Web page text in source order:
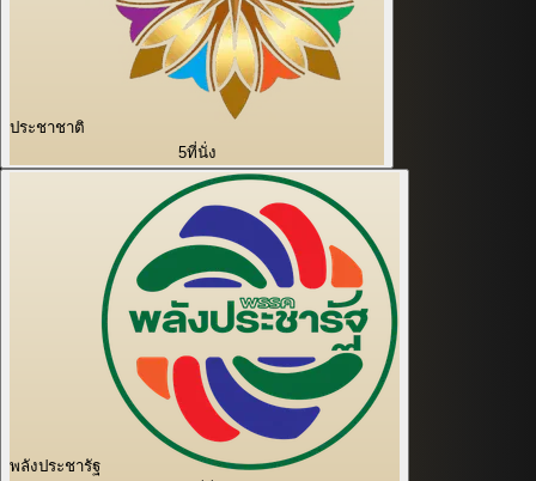
ประชาชาติ
5ที่นั่ง
พลังประชารัฐ